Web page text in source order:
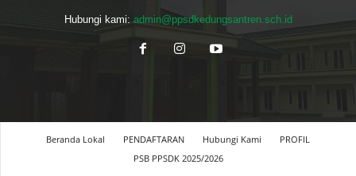
Hubungi kami: admin@ppsdkedungsantren.sch.id
Beranda Lokal PENDAFTARAN Hubungi Kami
PROFIL
PSB PPSDK 2025/2026